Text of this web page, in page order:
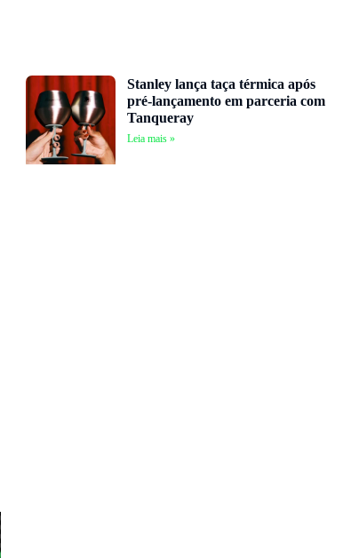
Stanley lança taça térmica após
pré-lançamento em parceria com
Tanqueray
Leia mais »